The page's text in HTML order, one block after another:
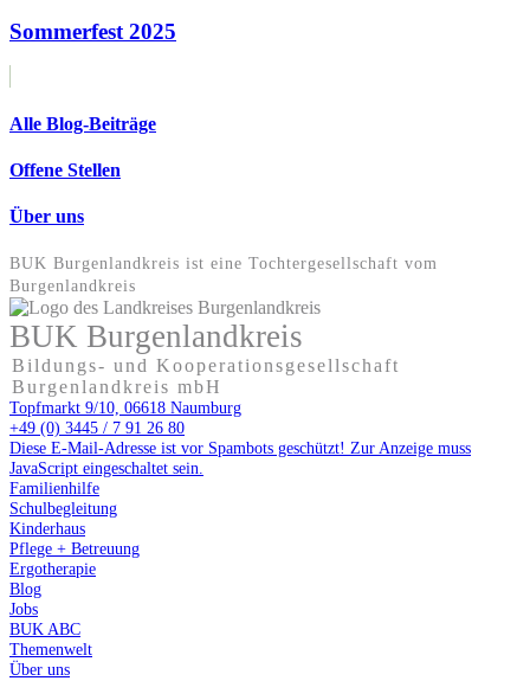
Sommerfest 2025
Alle Blog-Beiträge
Offene Stellen
Über uns
BUK Burgenlandkreis ist eine Tochter­gesellschaft vom
Burgenlandkreis
BUK Burgenlandkreis
Bildungs- und Kooperationsgesellschaft
Burgenlandkreis mbH
Topfmarkt 9/10, 06618 Naumburg
+49 (0) 3445 / 7 91 26 80
Diese E-Mail-Adresse ist vor Spambots geschützt! Zur Anzeige muss
JavaScript eingeschaltet sein.
Familienhilfe
Schulbegleitung
Kinderhaus
Pflege + Betreuung
Ergotherapie
Blog
Jobs
BUK ABC
Themenwelt
Über uns